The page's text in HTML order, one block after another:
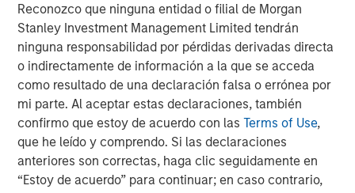
Reconozco que ninguna entidad o filial de Morgan
Stanley Investment Management Limited tendrán
ninguna responsabilidad por pérdidas derivadas directa
o indirectamente de información a la que se acceda
como resultado de una declaración falsa o errónea por
mi parte. Al aceptar estas declaraciones, también
confirmo que estoy de acuerdo con lasTerms of Use,
que he leído y comprendo. Si las declaraciones
anteriores son correctas, haga clic seguidamente en
“Estoy de acuerdo” para continuar; en caso contrario,
societal and environmental impact. Danone has defined
its Renew strategy to restore growth, competitiveness,
and value creation for the long-term. With c.90,000
employees, and products sold in over 120 markets,
Danone generated €27.3 billion in sales in 2025. Danone’s
portfolio includes leading international brands (Actimel,
Activia, Alpro, Aptamil, Danette, Danio, Danonino, evian,
Nutricia, Nutrilon, Volvic, among others) as well as strong
local and regional brands (including AQUA, Blédina,
Bonafont, Cow & Gate, Mizone, Oikos and Silk). Listed on